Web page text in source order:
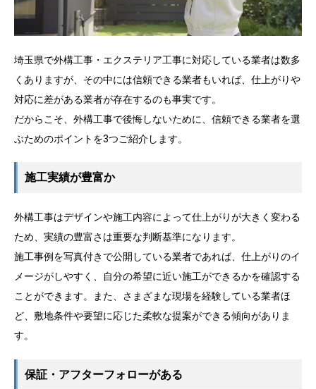
埼玉県で外構工事・エクステリア工事に対応している業者は数多
くありますが、その中には信頼できる業者もいれば、仕上がりや
対応に差がある業者が存在するのも事実です。
だからこそ、外構工事で後悔しないために、信頼できる業者を選
ぶためのポイントを3つご紹介します。
施工実績が豊富か
外構工事はデザインや施工内容によって仕上がりが大きく変わる
ため、実績の豊富さは重要な判断基準になります。
施工事例を写真付きで公開している業者であれば、仕上がりのイ
メージがしやすく、自分の希望に近い施工ができるかを確認する
ことができます。また、さまざまな現場を経験している業者ほ
ど、敷地条件や要望に応じた柔軟な提案ができる傾向がありま
す。
保証・アフターフォローがある